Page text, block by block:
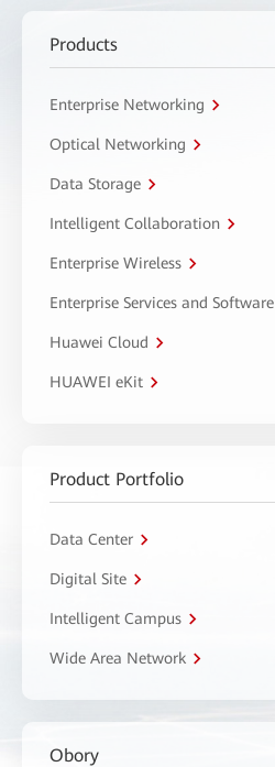
Products
Enterprise Networking
Optical Networking
Data Storage
Intelligent Collaboration
Enterprise Wireless
Enterprise Services and Software
Huawei Cloud
HUAWEI eKit
Product Portfolio
Data Center
Digital Site
Intelligent Campus
Wide Area Network
Obory